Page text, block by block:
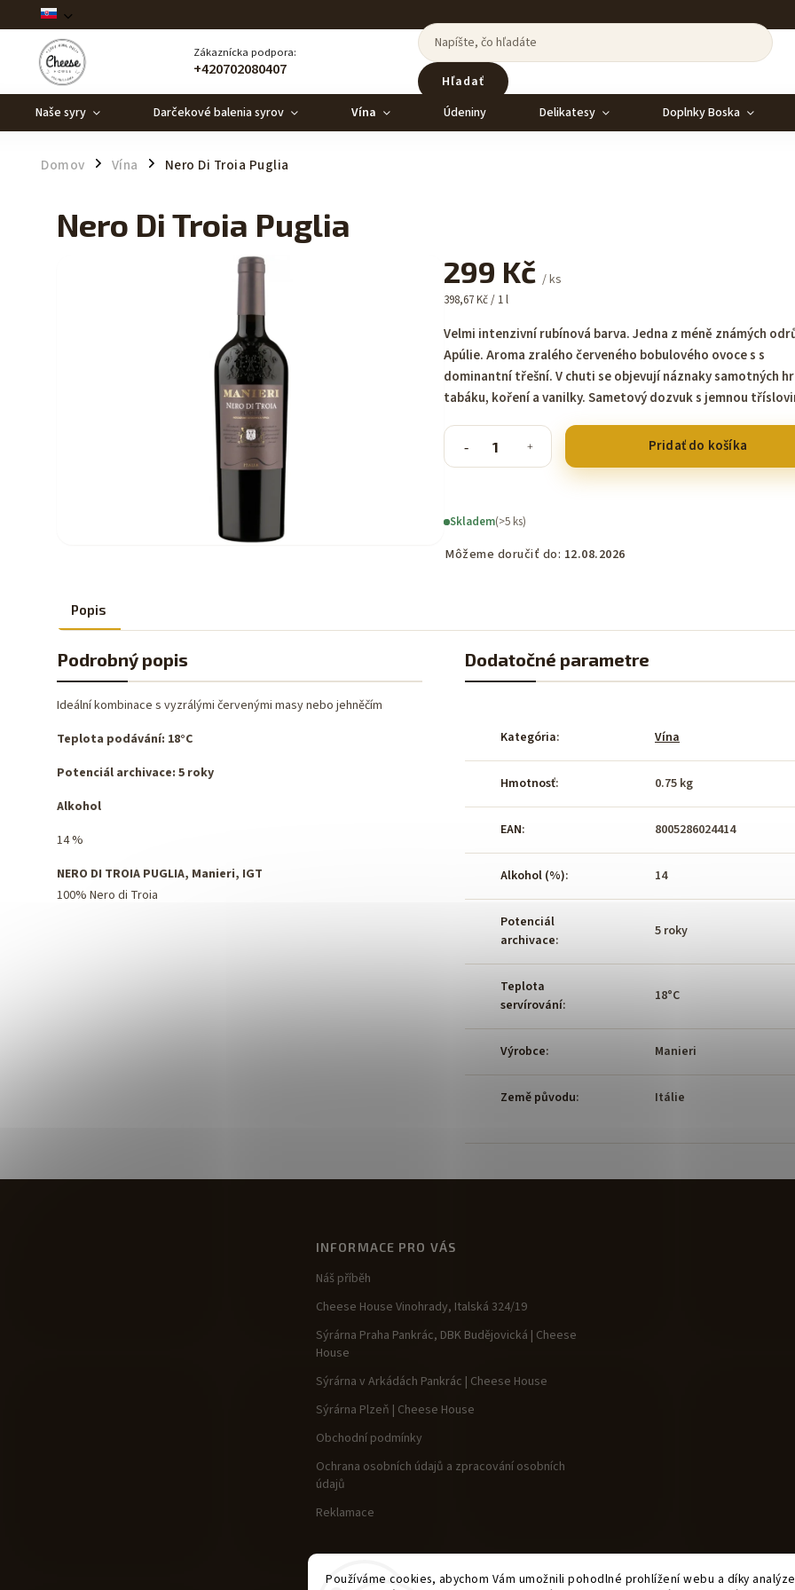
Používáme cookies, abychom Vám umožnili pohodlné prohlížení webu a díky
Zákaznícka podpora:
+420702080407
Hľadať
Naše syry Darčekové balenia syrov Vína Údeniny Delikatesy Doplnky Boska
Domov / Vína / Nero Di Troia Puglia
Nero Di Troia Puglia
299 Kč / ks
398,67 Kč / 1 l
Skladem(>5 ks)
Môžeme doručiť do: 12.08.2026
Pridať do košíka
Velmi intenzivní rubínová barva. Jedna z méně známých
Apúlie. Aroma zralého červeného bobulového ovoce s s
dominantní třešní. V chuti se objevují náznaky samotných
tabáku, koření a vanilky. Sametový dozvuk s jemnou
Popis
Podrobný popis
Ideální kombinace s vyzrálými červenými masy nebo jehněčím
Teplota podávání: 18°C
Potenciál archivace: 5 roky
Alkohol
14 %
NERO DI TROIA PUGLIA, Manieri, IGT
100% Nero di Troia
Dodatočné parametre
Kategória: Vína
Hmotnosť: 0.75 kg
EAN: 8005286024414
Alkohol (%): 14
Potenciál
archivace:
5 roky
Teplota
servírování:
18°C
Výrobce: Manieri
Země původu: Itálie
INFORMACE PRO VÁS
Náš příběh
Cheese House Vinohrady, Italská 324/19
Sýrárna Praha Pankrác, DBK Budějovická | Cheese
House
Sýrárna v Arkádách Pankrác | Cheese House
Sýrárna Plzeň | Cheese House
Obchodní podmínky
Ochrana osobních údajů a zpracování osobních
údajů
Reklamace